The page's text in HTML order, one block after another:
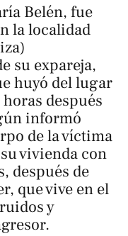
Belén, fue
la localidad
su expareja,
huyó del lugar
después
informó
de la víctima
vivienda con
después de
que vive en el
y